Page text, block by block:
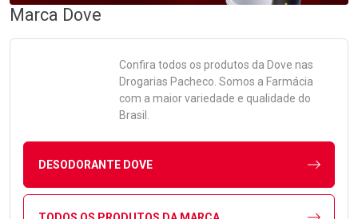
Marca Dove
Confira todos os produtos da Dove nas
Drogarias Pacheco. Somos a Farmácia
com a maior variedade e qualidade do
Brasil.
DESODORANTE DOVE